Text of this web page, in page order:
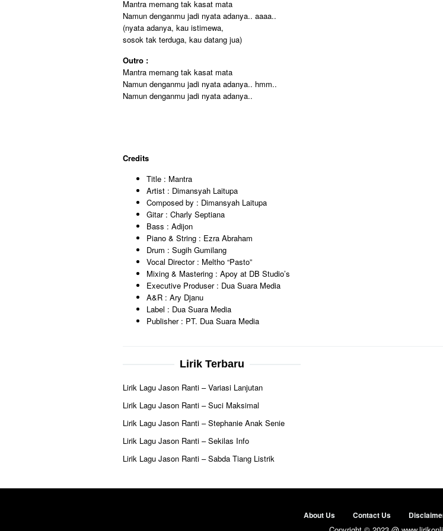
Mantra memang tak kasat mata
Namun denganmu jadi nyata adanya.. aaaa..
(nyata adanya, kau istimewa,
sosok tak terduga, kau datang jua)
Outro :
Mantra memang tak kasat mata
Namun denganmu jadi nyata adanya.. hmm..
Namun denganmu jadi nyata adanya..
Credits
Title : Mantra
Artist : Dimansyah Laitupa
Composed by : Dimansyah Laitupa
Gitar : Charly Septiana
Bass : Adijon
Piano & String : Ezra Abraham
Drum : Sugih Gumilang
Vocal Director : Meltho “Pasto”
Mixing & Mastering : Apoy at DB Studio’s
Executive Produser : Dua Suara Media
A&R : Ary Djanu
Label : Dua Suara Media
Publisher : PT. Dua Suara Media
Lirik Terbaru
Lirik Lagu Jason Ranti – Variasi Lanjutan
Lirik Lagu Jason Ranti – Suci Maksimal
Lirik Lagu Jason Ranti – Stephanie Anak Senie
Lirik Lagu Jason Ranti – Sekilas Info
Lirik Lagu Jason Ranti – Sabda Tiang Listrik
About Us Contact Us